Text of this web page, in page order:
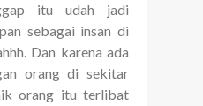
itu udah jadi
sebagai insan di
Dan karena ada
orang di sekitar
orang itu terlibat